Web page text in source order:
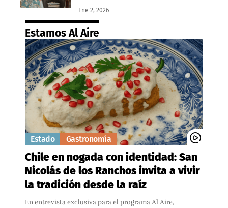
Ene 2, 2026
Estamos Al Aire
Estado Gastronomía
Chile en nogada con identidad: San
Nicolás de los Ranchos invita a vivir
la tradición desde la raíz
En entrevista exclusiva para el programa Al Aire,